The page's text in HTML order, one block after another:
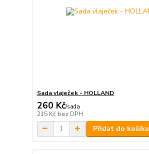
Sada vlaječek - HOLLAND
260 Kč/sada
215 Kč bez DPH
Přidat do košíku